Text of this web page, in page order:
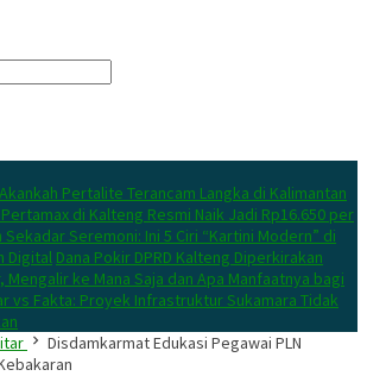
Pertalite Terancam Langka di Kalimantan
di Kalteng Resmi Naik Jadi Rp16.650 per
Sekadar Seremoni: Ini 5 Ciri “Kartini Modern” di
Digital Dana Pokir DPRD Kalteng Diperkirakan
Mengalir ke Mana Saja dan Apa Manfaatnya bagi
vs Fakta: Proyek Infrastruktur Sukamara Tidak
Disdamkarmat Edukasi Pegawai PLN